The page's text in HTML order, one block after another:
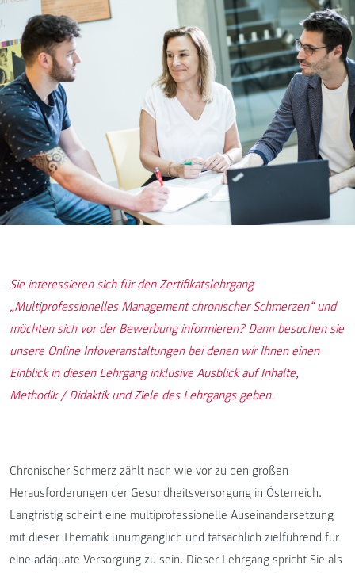
Sie interessieren sich für den Zertifikatslehrgang
„Multiprofessionelles Management chronischer Schmerzen“ und
möchten sich vor der Bewerbung informieren? Dann besuchen sie
unsere Online Infoveranstaltungen bei denen wir Ihnen einen
Einblick in diesen Lehrgang inklusive Ausblick auf Inhalte,
Methodik / Didaktik und Ziele des Lehrgangs geben.
Chronischer Schmerz zählt nach wie vor zu den großen
Herausforderungen der Gesundheitsversorgung in Österreich.
Langfristig scheint eine multiprofessionelle Auseinandersetzung
mit dieser Thematik unumgänglich und tatsächlich zielführend für
eine adäquate Versorgung zu sein. Dieser Lehrgang spricht Sie als